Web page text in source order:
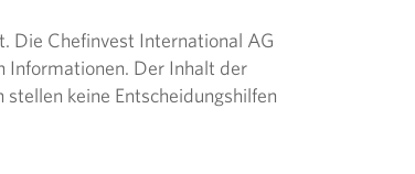
Die Chefinvest International AG
Informationen. Der Inhalt der
keine Entscheidungshilfen